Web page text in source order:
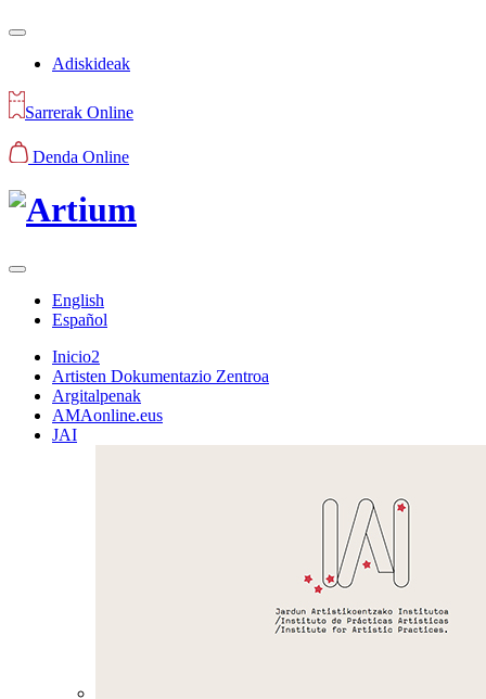
Adiskideak
Sarrerak Online
Denda Online
English
Español
Inicio2
Artisten Dokumentazio Zentroa
Argitalpenak
AMAonline.eus
JAI